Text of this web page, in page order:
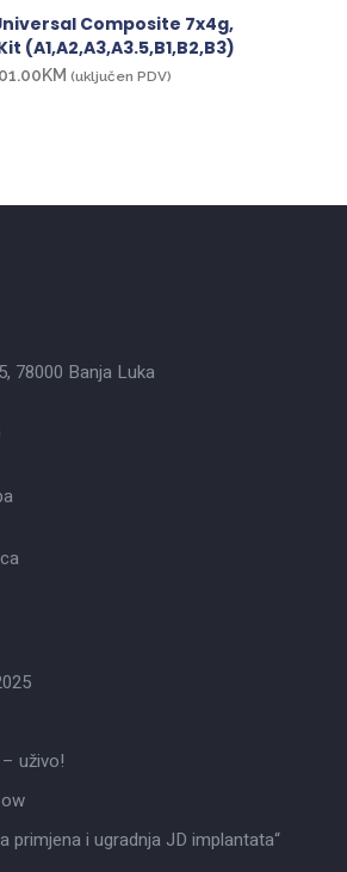
Composite 7x4g,
(A1,A2,A3,A3.5,B1,B2,B3)
KM (uključen PDV)
78000 Banja Luka
uživo!
primjena i ugradnja JD implantata“